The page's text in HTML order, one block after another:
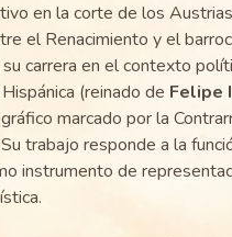
en la corte de los
el Renacimiento y el
carrera en el contexto
(reinado de Felipe
marcado por la
trabajo responde a la
instrumento de